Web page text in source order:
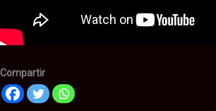
Compartir